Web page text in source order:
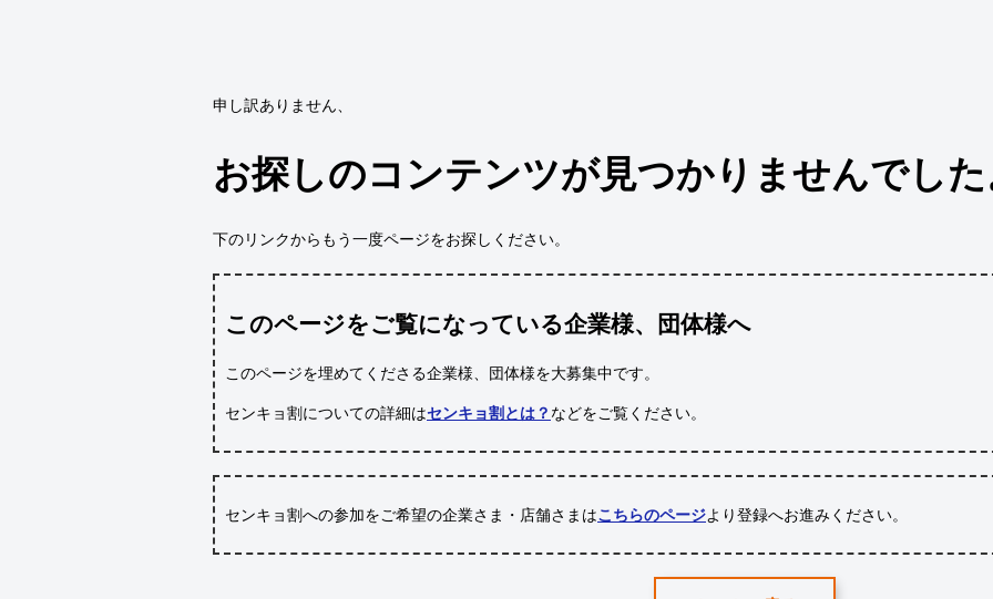
申し訳ありません、
お探しのコンテンツが見つかりませんでし
下のリンクからもう一度ページをお探しください。
このページをご覧になっている企業様、団体様へ
このページを埋めてくださる企業様、団体様を大募集中です。
センキョ割についての詳細はセンキョ割とは？ などをご覧ください。
センキョ割への参加をご希望の企業さま・店舗さまはこちらのページより登録へお進みください。